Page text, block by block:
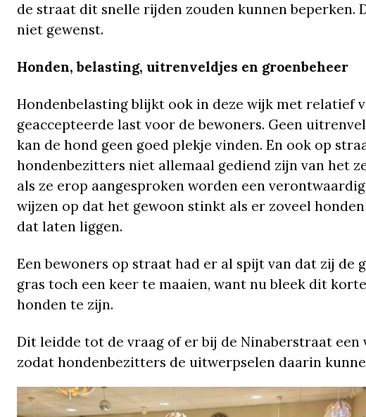
de straat dit snelle rijden zouden kunnen
niet gewenst.
Honden, belasting, uitrenveldjes en groenbeheer
Hondenbelasting blijkt ook in deze wijk met relatief
geaccepteerde last voor de bewoners. Geen
kan de hond geen goed plekje vinden. En ook op
hondenbezitters niet allemaal gediend zijn van het
als ze erop aangesproken worden een
wijzen op dat het gewoon stinkt als er zoveel
dat laten liggen.
Een bewoners op straat had er al spijt van dat zij de
gras toch een keer te maaien, want nu bleek dit
honden te zijn.
Dit leidde tot de vraag of er bij de Ninaberstraat
zodat hondenbezitters de uitwerpselen daarin